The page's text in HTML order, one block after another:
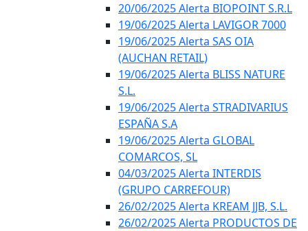
20/06/2025 Alerta BIOPOINT S.R.L
19/06/2025 Alerta LAVIGOR 7000
19/06/2025 Alerta SAS OIA
(AUCHAN RETAIL)
19/06/2025 Alerta BLISS NATURE
S.L.
19/06/2025 Alerta STRADIVARIUS
ESPAÑA S.A
19/06/2025 Alerta GLOBAL
COMARCOS, SL
04/03/2025 Alerta INTERDIS
(GRUPO CARREFOUR)
26/02/2025 Alerta KREAM JJB, S.L.
26/02/2025 Alerta PRODUCTOS DE